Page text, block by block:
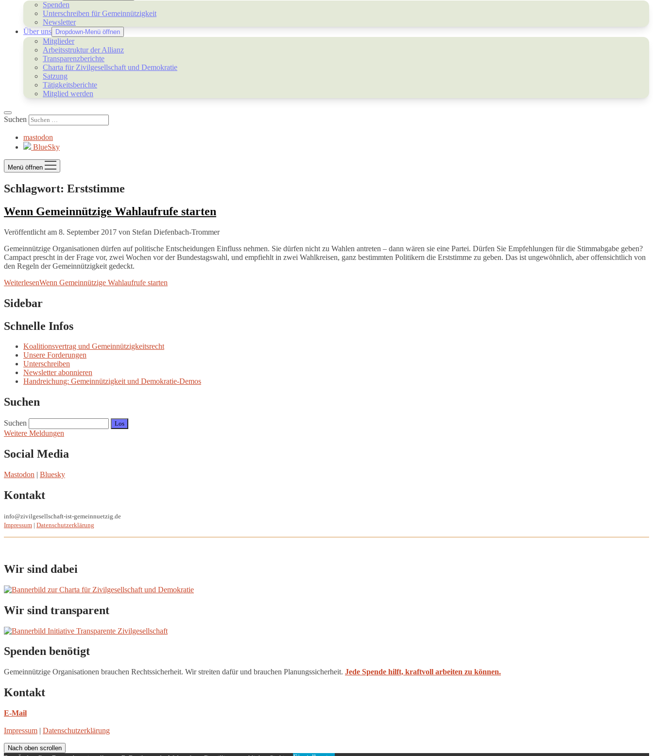
Spenden
Unterschreiben für Gemeinnützigkeit
Newsletter
Über uns
Dropdown-Menü öffnen
Mitglieder
Arbeitsstruktur der Allianz
Transparenzberichte
Charta für Zivilgesellschaft und Demokratie
Satzung
Tätigkeitsberichte
Mitglied werden
Suchen
mastodon
BlueSky
Menü öffnen
Schlagwort: Erststimme
Wenn Gemeinnützige Wahlaufrufe starten
Veröffentlicht am 8. September 2017 von Stefan Diefenbach-Trommer
Gemeinnützige Organisationen dürfen auf politische Entscheidungen Einfluss nehmen. Sie dürfen nicht zu Wahlen antreten – dann wären sie eine Partei. Dürfen Sie Empfehlungen für die Stimmabgabe geben?
Campact prescht in der Frage vor, zwei Wochen vor der Bundestagswahl, und empfiehlt in zwei Wahlkreisen, ganz bestimmten Politikern die Erststimme zu geben. Das ist ungewöhnlich, aber offensichtlich von
den Regeln der Gemeinnützigkeit gedeckt.
WeiterlesenWenn Gemeinnützige Wahlaufrufe starten
Sidebar
Schnelle Infos
Koalitionsvertrag und Gemeinnützigkeitsrecht
Unsere Forderungen
Unterschreiben
Newsletter abonnieren
Handreichung: Gemeinnützigkeit und Demokratie-Demos
Suchen
Suchen
Weitere Meldungen
Social Media
Mastodon | Bluesky
Kontakt
info@zivilgesellschaft-ist-gemeinnuetzig.de
Impressum | Datenschutzerklärung
Wir sind dabei
Wir sind transparent
Spenden benötigt
Gemeinnützige Organisationen brauchen Rechtssicherheit. Wir streiten dafür und brauchen Planungssicherheit. Jede Spende hilft, kraftvoll arbeiten zu können.
Kontakt
E-Mail
Impressum | Datenschutzerklärung
Nach oben scrollen